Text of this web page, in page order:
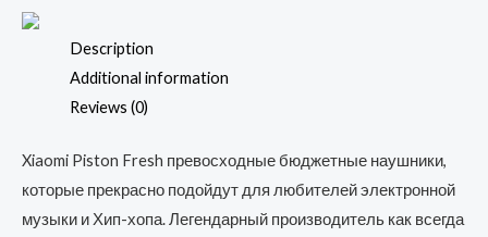
Piston
Version)
quantity
Description
Additional information
Reviews (0)
Xiaomi Piston Fresh превосходные бюджетные наушники,
которые прекрасно подойдут для любителей электронной
музыки и Хип-хопа. Легендарный производитель как всегда